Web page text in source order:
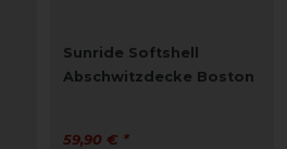
Sunride Softshell
Abschwitzdecke Boston
59,90 € *